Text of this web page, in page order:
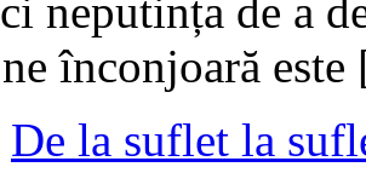
neputința de a
înconjoară
De la suflet la